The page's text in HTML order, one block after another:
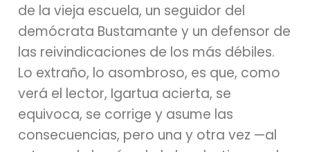
de la vieja escuela, un seguidor del
demócrata Bustamante y un defensor de
las reivindicaciones de los más débiles.
Lo extraño, lo asombroso, es que, como
verá el lector, Igartua acierta, se
equivoca, se corrige y asume las
consecuencias, pero una y otra vez —al